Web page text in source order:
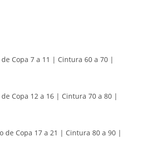
Copa 7 a 11 | Cintura 60 a 70 |
Copa 12 a 16 | Cintura 70 a 80 |
de Copa 17 a 21 | Cintura 80 a 90 |